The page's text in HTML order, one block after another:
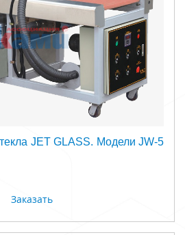
JET GLASS. Модели JW-5
Заказать